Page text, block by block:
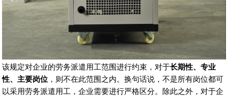
该规定对企业的劳务派遣用工范围进行约束，对于长期性、专业
性、主要岗位 ，则不在此范围之内。换句话说，不是所有岗位都可
以采用劳务派遣用工，企业需要进行严格区分。除此之外，对于企